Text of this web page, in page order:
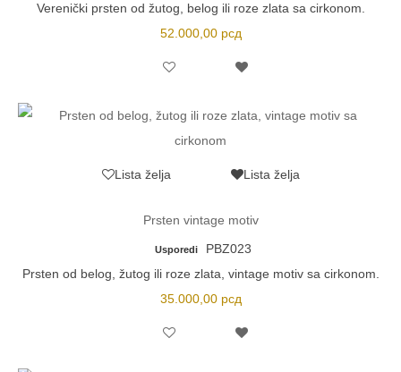
Verenički prsten od žutog, belog ili roze zlata sa cirkonom.
52.000,00 рсд
Lista želja Lista želja
Prsten vintage motiv
Usporedi
PBZ023
Prsten od belog, žutog ili roze zlata, vintage motiv sa cirkonom.
35.000,00 рсд